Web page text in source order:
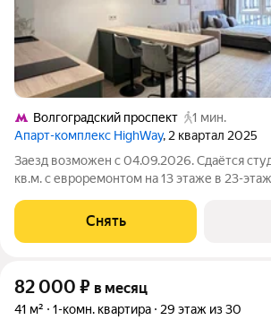
Волгоградский проспект
1 мин.
Апарт-комплекс HighWay, 2 квартал 2025
Заезд возможен с 04.09.2026. Сдаётся
кв.м. с евроремонтом на 13 этаже в 23-
Стиральная машина Холодильник Посудомоечная машина
Снять
82 000 ₽ в месяц
41 м² 1-комн. квартира 29 этаж из 30